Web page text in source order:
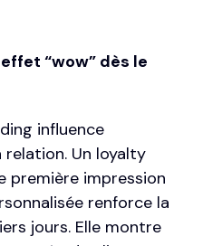
“wow” dès le
influence
Un loyalty
première impression
renforce la
jours. Elle montre